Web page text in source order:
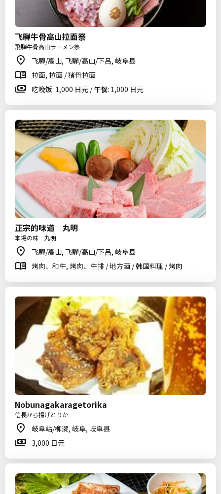
飞騨牛骨高山拉面祭
飛騨牛骨高山ラーメン祭
飞驒/高山, 飞驒/高山/下吕, 岐阜县
拉面, 拉面 / 猪骨拉面
吃晚饭: 1,000 日元 / 午餐: 1,000 日元
正宗的味道 丸明
本場の味 丸明
飞驒/高山, 飞驒/高山/下吕, 岐阜县
烤肉、和牛, 烤肉、牛排 / 地方酒 / 韩国料理 / 烤肉
Nobunagakaragetorika
信長から揚げとりか
岐阜站/柳濑, 岐阜, 岐阜县
3,000 日元